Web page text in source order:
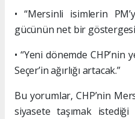
• “Mersinli isimlerin
gücünün net bir
• “Yeni dönemde
Seçer’in ağırlığı artacak.”
Bu yorumlar, CHP’nin
siyasete taşımak